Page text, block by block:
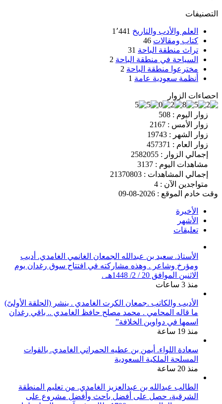
التصنيفات
العلم والأدب والتاريخ 1٬441
كتاب ومقالات 46
تراث منطقة الباحة 31
السياحة في منطقة الباحة 2
مخترعوا منطقة الباحة 2
أنظمة سعودية عامة 1
احصاءات الزوار
زوار اليوم : 508
زوار الأمس : 2167
زوار الشهر : 19743
زوار العام : 457371
إجمالي الزوار : 2582055
مشاهدات اليوم : 3137
إجمالي المشاهدات : 21370803
متواجدين الآن : 4
وقت خادم الموقع : 2026-08-09
الأخيرة
الأشهر
تعليقات
الأستاذ. سعيد بن عبدالله الجمعان الغانمي الغامدي. أديب
ومؤرخ وشاعر . وهذه مشاركته في افتتاح سوق رغدان يوم
الاثنين الموافق 20 / 2/ 1448هـ .
منذ 3 ساعات
الأديب والكاتب .جمعان الكرت الغامدي . ينشر (الحلقة الأولىً)
ما قاله المحامي . محمد مصلح حافظ الغامدي .. باقي رغدان
اسمها في دواوين الخلافة”
منذ 19 ساعة
سعادة اللواء. أيمن بن عطيه الحمراني الغامدي. بالقوات
المسلحة الملكية السعودية
منذ 20 ساعة
الطالب عبدالله بن عبدالعزيز الغامدي. من تعليم المنطقة
الشرقية، حصل على أفضل باحث وأفضل مشروع على